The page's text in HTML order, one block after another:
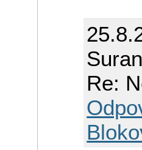
Re: